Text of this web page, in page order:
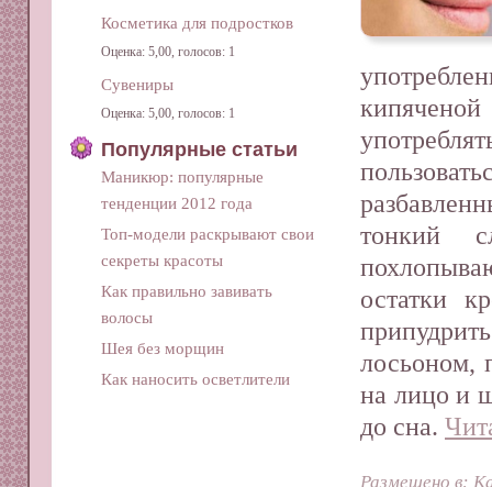
тонкий
остатки
лосьоном,
на лицо и
до сна.
Размещено в:
Косметика для подростков
Оценка: 5,00, голосов: 1
Сувениры
Оценка: 5,00, голосов: 1
Популярные статьи
Маникюр: популярные
тенденции 2012 года
Топ-модели раскрывают свои
секреты красоты
Как правильно завивать
волосы
Шея без морщин
Как наносить осветлители